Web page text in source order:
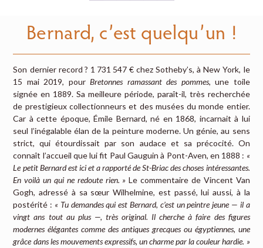
Bernard, c’est quelqu’un !
Son dernier record ? 1 731 547 € chez Sotheby’s, à New York, le
15 mai 2019, pourBretonnes ramassant des pommes, une toile
signée en 1889. Sa meilleure période, paraît-il, très recherchée
de prestigieux collectionneurs et des musées du monde entier.
Car à cette époque, Émile Bernard, né en 1868, incarnait à lui
seul l’inégalable élan de la peinture moderne. Un génie, au sens
strict, qui étourdissait par son audace et sa précocité. On
connaît l’accueil que lui fit Paul Gauguin à Pont-Aven, en 1888 : «
Le petit Bernard est ici et a rapporté de St-Briac des choses intéressantes.
En voilà un qui ne redoute rien. » Le commentaire de Vincent Van
Gogh, adressé à sa sœur Wilhelmine, est passé, lui aussi, à la
postérité : « Tu demandes qui est Bernard, c’est un peintre jeune — il a
vingt ans tout au plus —, très original. Il cherche à faire des figures
modernes élégantes comme des antiques grecques ou égyptiennes, une
grâce dans les mouvements expressifs, un charme par la couleur hardie. »